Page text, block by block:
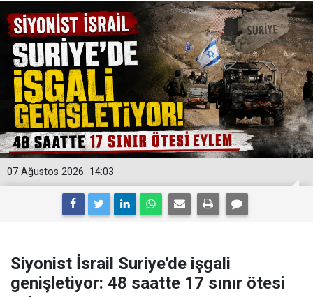
14:03
07 Ağustos 2026
Siyonist İsrail Suriye'de işgali
genişletiyor: 48 saatte 17 sınır ötesi